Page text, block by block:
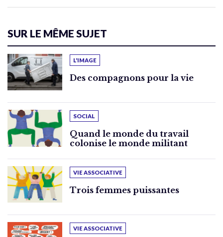
SUR LE MÊME SUJET
L'IMAGE
Des compagnons pour la vie
SOCIAL
Quand le monde du travail
colonise le monde militant
VIE ASSOCIATIVE
Trois femmes puissantes
VIE ASSOCIATIVE